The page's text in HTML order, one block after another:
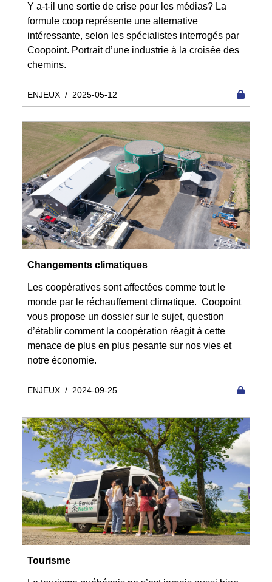
Y a-t-il une sortie de crise pour les médias? La
formule coop représente une alternative
intéressante, selon les spécialistes interrogés par
Coopoint. Portrait d’une industrie à la croisée des
chemins.
ENJEUX / 2025-05-12
Changements climatiques
Les coopératives sont affectées comme tout le
monde par le réchauffement climatique. Coopoint
vous propose un dossier sur le sujet, question
d’établir comment la coopération réagit à cette
menace de plus en plus pesante sur nos vies et
notre économie.
ENJEUX / 2024-09-25
Tourisme